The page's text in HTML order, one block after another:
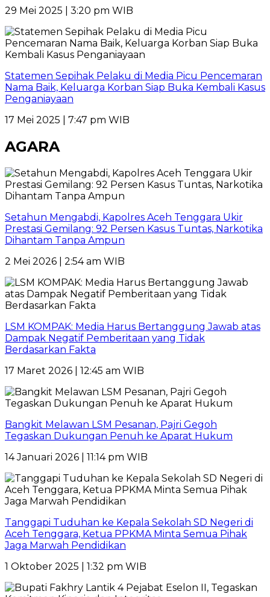
29 Mei 2025 | 3:20 pm WIB
Statemen Sepihak Pelaku di Media Picu Pencemaran
Nama Baik, Keluarga Korban Siap Buka Kembali Kasus
Penganiayaan
17 Mei 2025 | 7:47 pm WIB
AGARA
Setahun Mengabdi, Kapolres Aceh Tenggara Ukir
Prestasi Gemilang: 92 Persen Kasus Tuntas, Narkotika
Dihantam Tanpa Ampun
2 Mei 2026 | 2:54 am WIB
LSM KOMPAK: Media Harus Bertanggung Jawab atas
Dampak Negatif Pemberitaan yang Tidak
Berdasarkan Fakta
17 Maret 2026 | 12:45 am WIB
Bangkit Melawan LSM Pesanan, Pajri Gegoh
Tegaskan Dukungan Penuh ke Aparat Hukum
14 Januari 2026 | 11:14 pm WIB
Tanggapi Tuduhan ke Kepala Sekolah SD Negeri di
Aceh Tenggara, Ketua PPKMA Minta Semua Pihak
Jaga Marwah Pendidikan
1 Oktober 2025 | 1:32 pm WIB